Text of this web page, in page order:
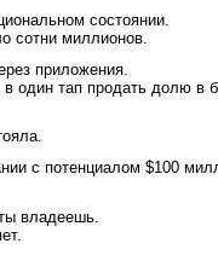
состоянии.
сотни миллионов.
приложения.
один тап продать долю в
с потенциалом $100
владеешь.